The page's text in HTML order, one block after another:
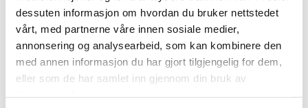
dessuten informasjon om hvordan du bruker nettstedet
vårt, med partnerne våre innen sosiale medier,
annonsering og analysearbeid, som kan kombinere den
med annen informasjon du har gjort tilgjengelig for dem,
eller som de har samlet inn gjennom din bruk av
Produktbeskrivelse
Spesifikasjonen